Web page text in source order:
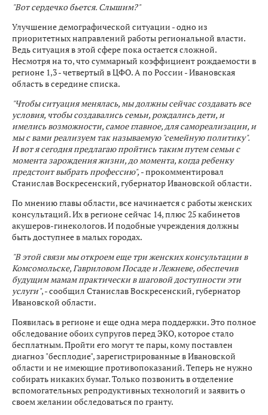
"Вот сердечко бьется. Слышим?"
Улучшение демографической ситуации - одно из
приоритетных направлений работы региональной власти.
Ведь ситуация в этой сфере пока остается сложной.
Несмотря на то, что суммарный коэффициент рождаемости в
регионе 1,3 - четвертый в ЦФО. А по России - Ивановская
область в середине списка.
"Чтобы ситуация менялась, мы должны сейчас создавать все
условия, чтобы создавались семьи, рождались дети, и
имелись возможности, самое главное, для самореализации, и
мы с вами реализуем так называемую "семейную политику".
И вот я сегодня предлагаю пройтись таким путем семьи с
момента зарождения жизни, до момента, когда ребенку
предстоит выбрать профессию", - прокомментировал
Станислав Воскресенский, губернатор Ивановской области.
По мнению главы области, все начинается с работы женских
консультаций. Их в регионе сейчас 14, плюс 25 кабинетов
акушеров-гинекологов. И подобные учреждения должны
быть доступнее в малых городах.
"В этой связи мы откроем еще три женских консультации в
Комсомольске, Гавриловом Посаде и Лежневе, обеспечив
будущим мамам практически в шаговой доступности эти
услуги", - сообщил Станислав Воскресенский, губернатор
Ивановской области.
Появилась в регионе и еще одна мера поддержки. Это полное
обследование обоих супругов перед ЭКО, которое стало
бесплатным. Пройти его могут те пары, кому поставлен
диагноз "бесплодие", зарегистрированные в Ивановской
области и не имеющие противопоказаний. Теперь не нужно
собирать никаких бумаг. Только позвонить в отделение
вспомогательных репродуктивных технологий и заявить о
своем желании обследоваться по гранту.